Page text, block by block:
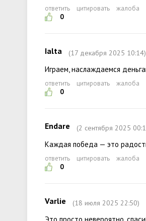
ответить цитировать
жалоба
0
Ialta (17 декабря 2025 10:14)
Играем, наслаждаемся
ответить цитировать
жалоба
0
Endare (2 сентября 2025
Каждая победа — это
ответить цитировать
жалоба
0
Varlie (18 июля 2025 22:50)